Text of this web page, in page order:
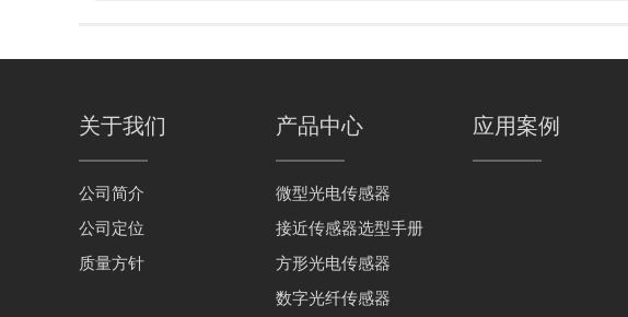
关于我们
公司简介
公司定位
质量方针
产品中心
微型光电传感器
接近传感器选型手册
方形光电传感器
数字光纤传感器
应用案例